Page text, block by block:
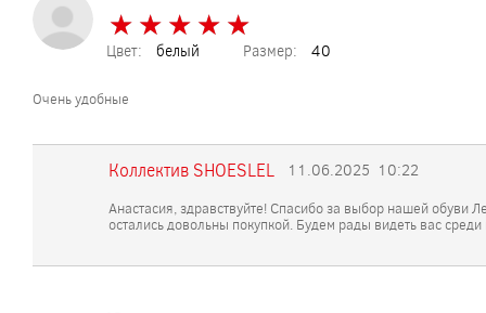
★ ★ ★ ★ ★
★ ★ ★ ★ ★
Цвет: белый Размер: 40
Очень удобные
Коллектив SHOESLEL 11.06.2025 10:22
Анастасия, здравствуйте! Спасибо за выбор нашей обуви
остались довольны покупкой. Будем рады видеть вас